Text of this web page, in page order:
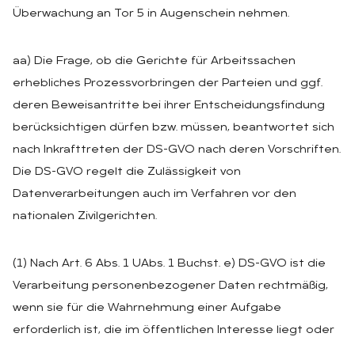
Überwachung an Tor 5 in Augenschein nehmen.
aa) Die Frage, ob die Gerichte für Arbeitssachen
erhebliches Prozessvorbringen der Parteien und ggf.
deren Beweisantritte bei ihrer Entscheidungsfindung
berücksichtigen dürfen bzw. müssen, beantwortet sich
nach Inkrafttreten der DS-GVO nach deren Vorschriften.
Die DS-GVO regelt die Zulässigkeit von
Datenverarbeitungen auch im Verfahren vor den
nationalen Zivilgerichten.
(1) Nach Art. 6 Abs. 1 UAbs. 1 Buchst. e) DS-GVO ist die
Verarbeitung personenbezogener Daten rechtmäßig,
wenn sie für die Wahrnehmung einer Aufgabe
erforderlich ist, die im öffentlichen Interesse liegt oder